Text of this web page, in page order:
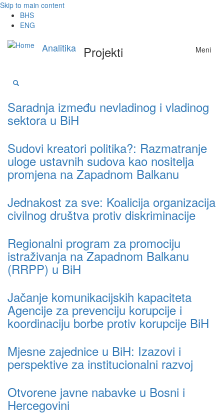
Skip to main content
BHS
ENG
Analitika Meni
Projekti
Saradnja između nevladinog i vladinog
sektora u BiH
Sudovi kreatori politika?: Razmatranje
uloge ustavnih sudova kao nositelja
promjena na Zapadnom Balkanu
Jednakost za sve: Koalicija organizacija
civilnog društva protiv diskriminacije
Regionalni program za promociju
istraživanja na Zapadnom Balkanu
(RRPP) u BiH
Jačanje komunikacijskih kapaciteta
Agencije za prevenciju korupcije i
koordinaciju borbe protiv korupcije BiH
Mjesne zajednice u BiH: Izazovi i
perspektive za institucionalni razvoj
Otvorene javne nabavke u Bosni i
Hercegovini